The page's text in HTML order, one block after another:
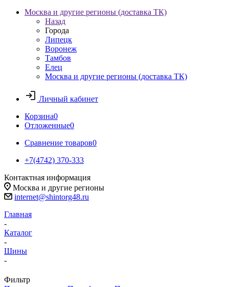
Москва и другие регионы (доставка ТК)
Назад
Города
Липецк
Воронеж
Тамбов
Елец
Москва и другие регионы (доставка ТК)
Личный кабинет
Корзина0
Отложенные0
Сравнение товаров0
+7(4742) 370-333
Контактная информация
Москва и другие регионы
internet@shintorg48.ru
Главная
-
Каталог
-
Шины
-
Фильтр